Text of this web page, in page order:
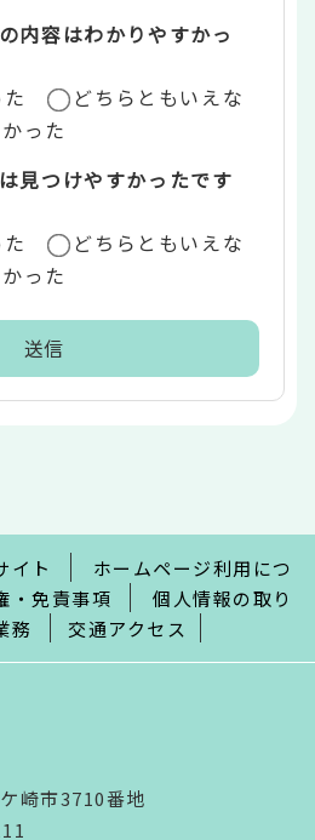
内容はわかりやすかっ
どちらともいえな
った
見つけやすかったです
どちらともいえな
った
イト
ホームページ利用につ
・免責事項
個人情報の取り
務 交通アクセス
崎市3710番地